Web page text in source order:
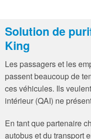
Solution de
King
Les passagers et les
passent beaucoup de
ces véhicules. Ils
intérieur (QAI) ne
En tant que partenaire
autobus et du transport